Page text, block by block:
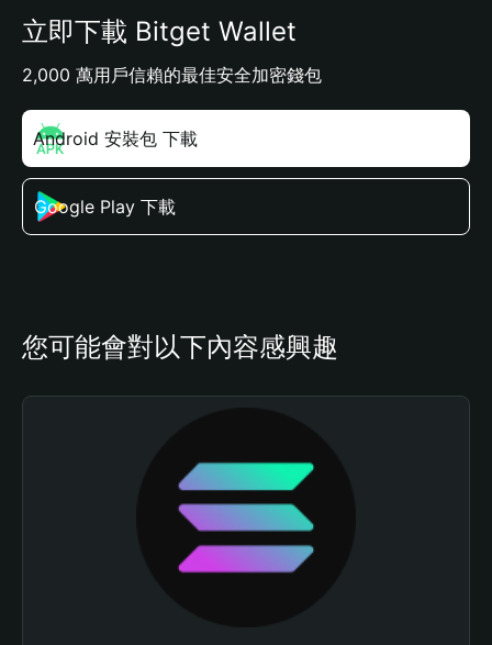
立即下載 Bitget Wallet
2,000 萬用戶信賴的最佳安全加密錢包
Android 安裝包 下載
Google Play 下載
您可能會對以下內容感興趣